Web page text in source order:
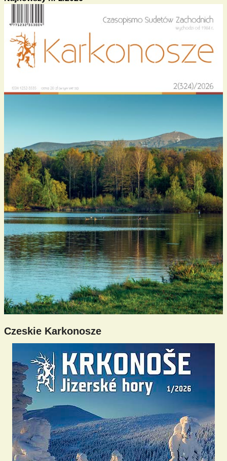
Czeskie Karkonosze